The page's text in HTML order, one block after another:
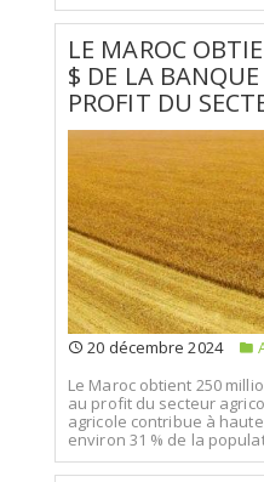
LE MAROC
$ DE LA
PROFIT DU
20 décembre 2024
Le Maroc obtient 250
au profit du secteur
agricole contribue à
environ 31 % de la